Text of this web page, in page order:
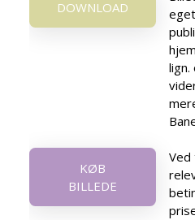
DOWNLOAD
lign.
KØB
BILLEDE
Ved